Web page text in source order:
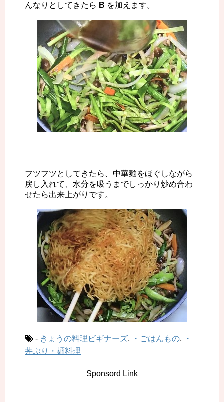
んなりとしてきたら B を加えます。
フツフツとしてきたら、中華麺をほぐしながら
戻し入れて、水分を吸うまでしっかり炒め合わ
せたら出来上がりです。
- きょうの料理ビギナーズ, ・ごはんもの,
・
丼ぶり・麺料理
Sponsord Link